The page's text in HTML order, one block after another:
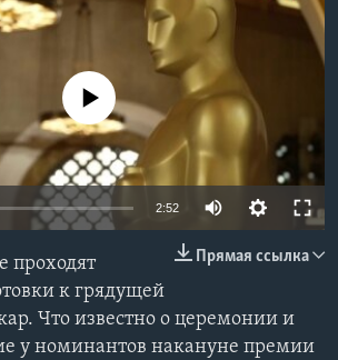
source currently available
2:52
Прямая ссылка
проходят
к грядущей
Что известно о церемонии и
у номинантов накануне премии